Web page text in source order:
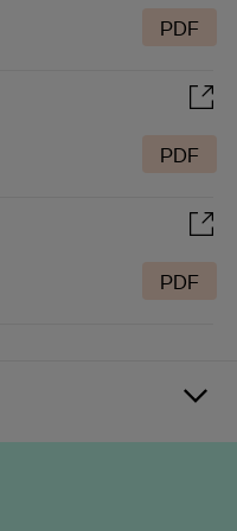
PDF
PDF
PDF